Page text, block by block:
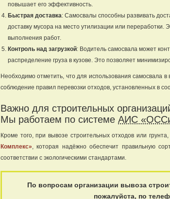
повышает его эффективность.
Быстрая доставка: Самосвалы способны развивать
доставку мусора на место утилизации или
выполнения работ.
Контроль над загрузкой: Водитель самосвала может
распределение груза в кузове. Это позволяет
Необходимо отметить, что для использования самосвала
соблюдение правил перевозки отходов, установленных в
Важно для строительных
Мы работаем по системе АИС
Кроме того, при вывозе строительных отходов или
Комплекс» , которая надёжно обеспечит правильную
соответствии с экологическими стандартами.
По вопросам организации вывоза
пожалуйста, по